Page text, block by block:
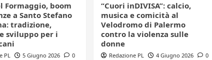
Formaggio, boom
a Santo Stefano
tradizione,
sviluppo per i
PL 5 Giugno 2026 0
“Cuori inDIVISA”: calcio,
musica e comicità al
Velodromo di Palermo
contro la violenza sulle
donne
Redazione PL 4 Giugno 2026 0